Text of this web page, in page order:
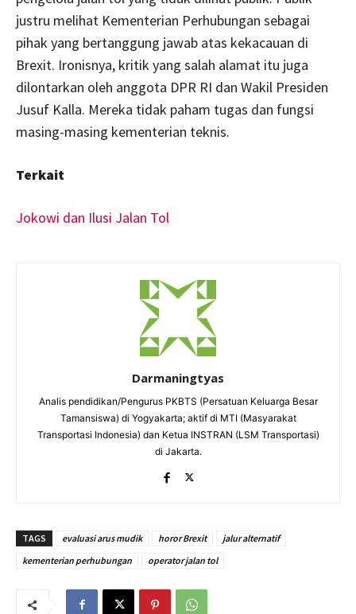
justru melihat Kementerian Perhubungan sebagai
pihak yang bertanggung jawab atas kekacauan di
Brexit. Ironisnya, kritik yang salah alamat itu juga
dilontarkan oleh anggota DPR RI dan Wakil Presiden
Jusuf Kalla. Mereka tidak paham tugas dan fungsi
masing-masing kementerian teknis.
Terkait
Jokowi dan Ilusi Jalan Tol
Darmaningtyas
Analis pendidikan/Pengurus PKBTS (Persatuan Keluarga Besar
Tamansiswa) di Yogyakarta; aktif di MTI (Masyarakat
Transportasi Indonesia) dan Ketua INSTRAN (LSM Transportasi)
di Jakarta.
TAGS evaluasi arus mudik horor Brexit
jalur alternatif
kementerian perhubungan
operator jalan tol